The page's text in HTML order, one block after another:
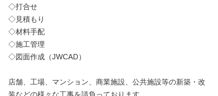
◇打合せ
◇見積もり
◇材料手配
◇施工管理
◇図面作成（JWCAD）
店舗、工場、マンション、商業施設、公共施設等の新築・改
装などの様々な工事を請負っております。